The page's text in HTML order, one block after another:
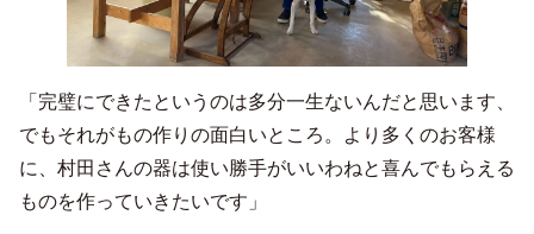
「完璧にできたというのは多分一生ないんだと思います、
でもそれがもの作りの面白いところ。より多くのお客様
に、村田さんの器は使い勝手がいいわねと喜んでもらえる
ものを作っていきたいです」